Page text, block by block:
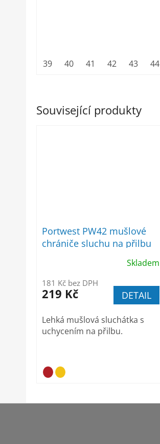
Související produkty
Portwest PW42 mušlové
chrániče sluchu na přilbu
Skladem
181 Kč bez DPH
219 Kč DETAIL
Lehká mušlová sluchátka s
uchycením na přilbu.
39 40 41 42 43 44